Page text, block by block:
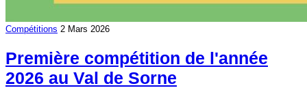
Compétitions 2 Mars 2026
Première compétition de l'année
2026 au Val de Sorne